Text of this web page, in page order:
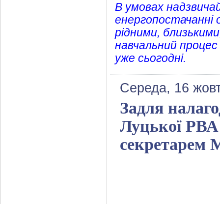
В умовах
енергопостачанні
рідними,
навчальний
уже сьогодні.
Середа, 16
Задля
Луцької РВА
секретарем